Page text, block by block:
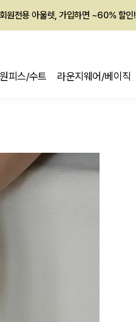
회원전용 아울렛, 가입하면 ~60% 할인!
원피스/수트 라운지웨어/베이직